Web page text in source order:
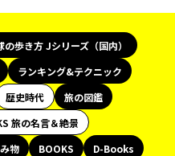
の歩き方 Jシリーズ（国内）
ランキング&テクニック
歴史時代
旅の図鑑
旅の名言＆絶景
物 BOOKS
D-Books